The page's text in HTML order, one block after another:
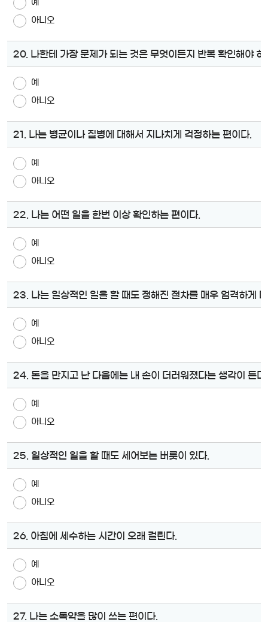
예
아니오
20. 나한테 가장 문제가 되는 것은 무엇이든지 반복 확인해야 하
예
아니오
21. 나는 병균이나 질병에 대해서 지나치게 걱정하는 편이다.
예
아니오
22. 나는 어떤 일을 한번 이상 확인하는 편이다.
예
아니오
23. 나는 일상적인 일을 할 때도 정해진 절차를 매우 엄격하게
예
아니오
24. 돈을 만지고 난 다음에는 내 손이 더러워졌다는 생각이 든다.
예
아니오
25. 일상적인 일을 할 때도 세어보는 버릇이 있다.
예
아니오
26. 아침에 세수하는 시간이 오래 걸린다.
예
아니오
27. 나는 소독약을 많이 쓰는 편이다.